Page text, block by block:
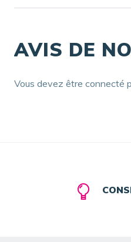
AVIS DE
Vous devez être connecté